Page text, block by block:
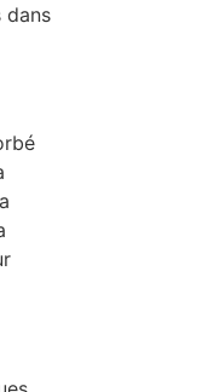
dans